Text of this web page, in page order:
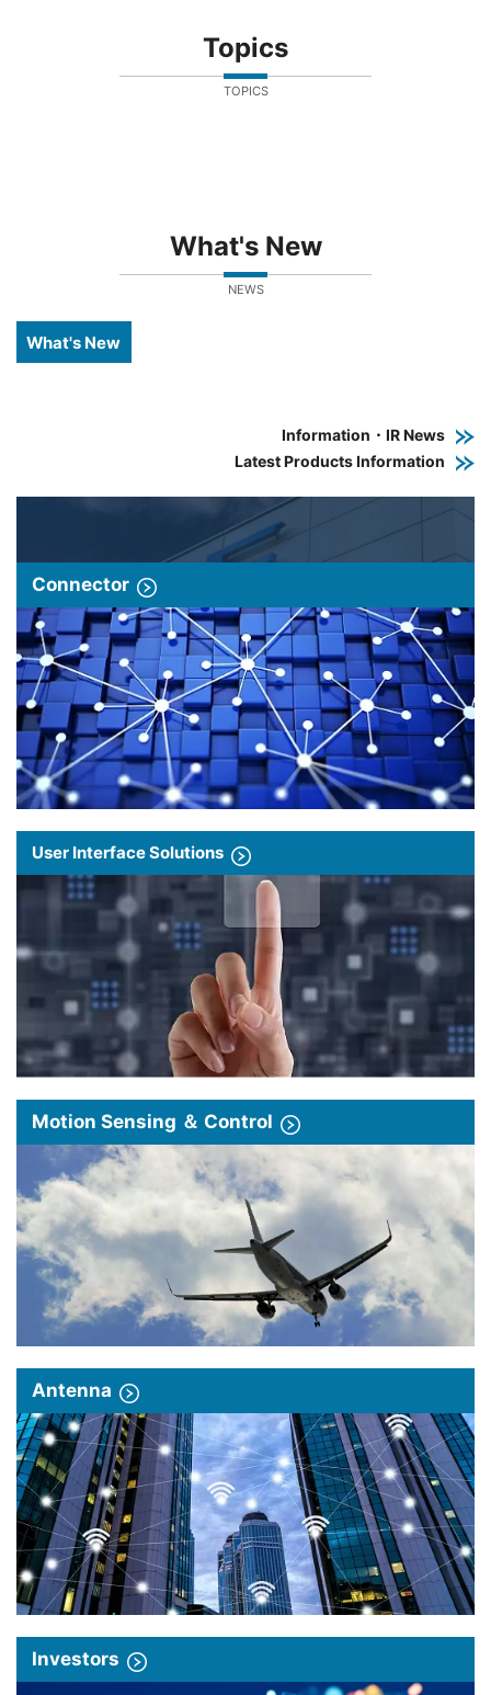
Topics
TOPICS
What's New
NEWS
What's New
Information・IR News
Latest Products Information
Connector
User Interface Solutions
Motion Sensing ＆ Control
Antenna
Investors